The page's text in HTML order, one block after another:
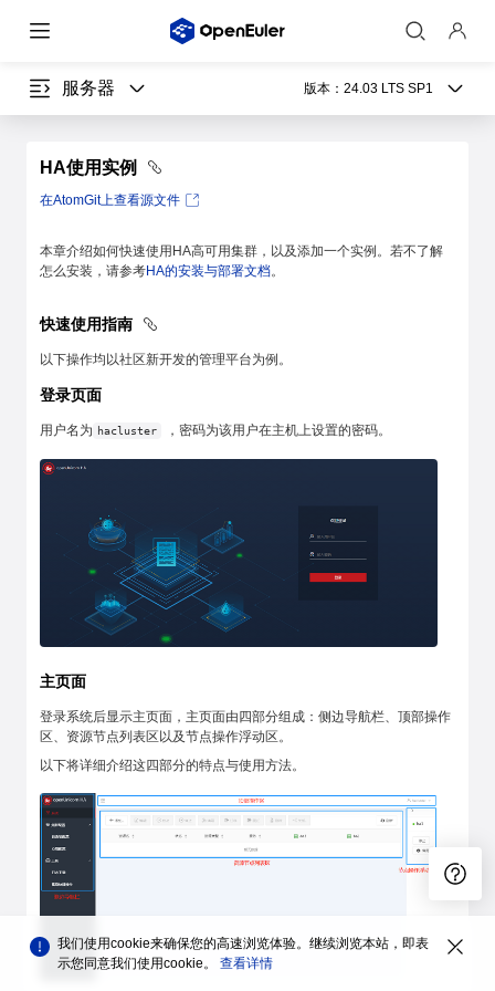
服务器 版本： 24.03 LTS SP1
HA使用实例
在AtomGit上查看源文件
本章介绍如何快速使用HA高可用集群，以及添加一个实例。若不了解
怎么安装，请参考HA的安装与部署文档。
快速使用指南
以下操作均以社区新开发的管理平台为例。
登录页面
用户名为 hacluster ，密码为该用户在主机上设置的密码。
主页面
登录系统后显示主页面，主页面由四部分组成：侧边导航栏、顶部操作
区、资源节点列表区以及节点操作浮动区。
以下将详细介绍这四部分的特点与使用方法。
我们使用cookie来确保您的高速浏览体验。继续浏览本站，即表
示您同意我们使用cookie。 查看详情